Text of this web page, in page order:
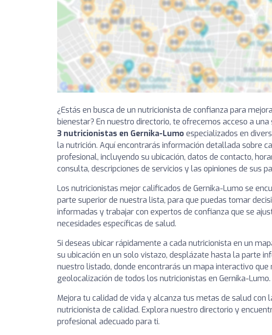
¿Estás en busca de un nutricionista de confianza para
bienestar? En nuestro directorio, te ofrecemos acceso a una
3 nutricionistas en Gernika-Lumo especializados en
la nutrición. Aquí encontrarás información detallada sobre
profesional, incluyendo su ubicación, datos de contacto,
consulta, descripciones de servicios y las opiniones de sus
Los nutricionistas mejor calificados de Gernika-Lumo se
parte superior de nuestra lista, para que puedas tomar
informadas y trabajar con expertos de confianza que se
necesidades específicas de salud.
Si deseas ubicar rápidamente a cada nutricionista en un
su ubicación en un solo vistazo, desplázate hasta la parte
nuestro listado, donde encontrarás un mapa interactivo que
geolocalización de todos los nutricionistas en Gernika-Lumo.
Mejora tu calidad de vida y alcanza tus metas de salud con
nutricionista de calidad. Explora nuestro directorio y
profesional adecuado para ti.